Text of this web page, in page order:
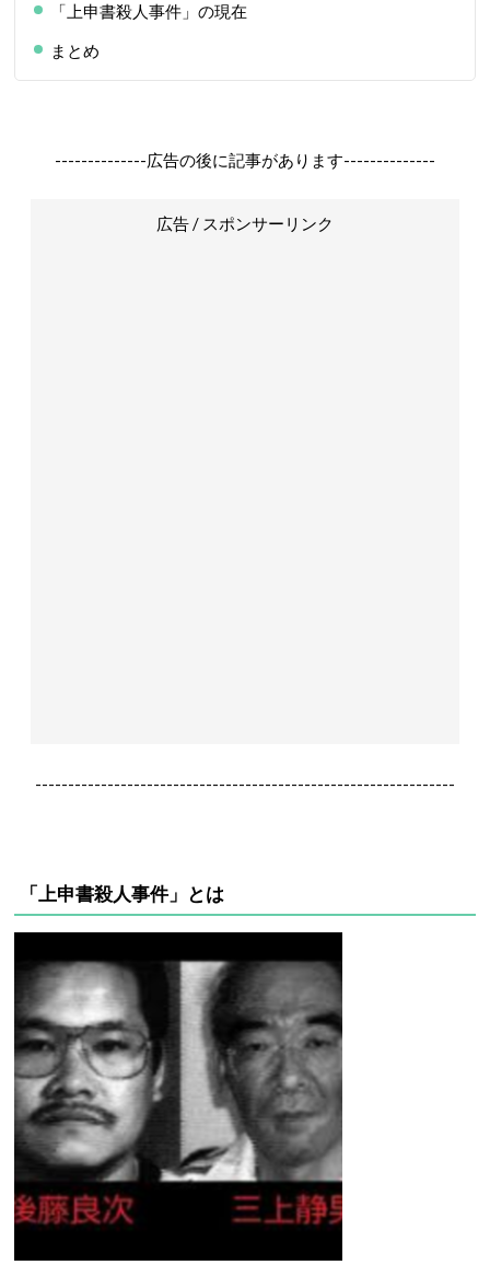
「上申書殺人事件」の現在
まとめ
--------------広告の後に記事があります--------------
広告 / スポンサーリンク
----------------------------------------------------------------
「上申書殺人事件」とは